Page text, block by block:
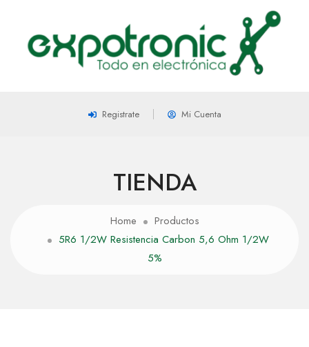
Registrate Mi Cuenta
TIENDA
Home
Productos
5R6 1/2W Resistencia Carbon 5,6 Ohm 1/2W
5%